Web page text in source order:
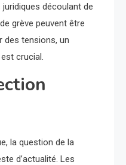
découlant de
grève peuvent être
des tensions, un
crucial.
la question de la
d’actualité. Les